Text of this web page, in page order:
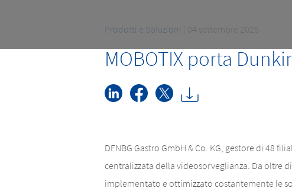
Prodotti e Soluzioni | 04 settembre 2025
MOBOTIX porta
DFNBG Gastro GmbH & Co. KG, gestore di 48
centralizzata della videosorveglianza. Da oltre
implementato e ottimizzato costantemente le